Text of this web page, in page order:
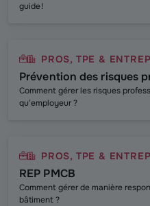
guide !
PROS, TPE &
Prévention des risques
Comment gérer les risques
qu’employeur ?
PROS, TPE &
REP PMCB
Comment gérer de manière
bâtiment ?